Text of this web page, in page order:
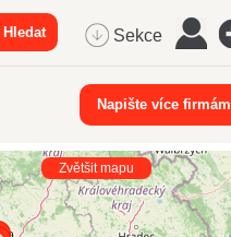
Sekce
Napište více firmám
Zvětšit mapu